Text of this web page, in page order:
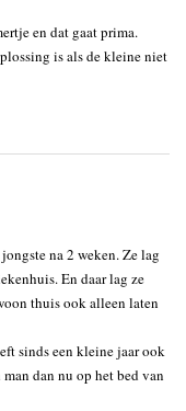
en dat gaat prima.
is als de kleine niet
na 2 weken. Ze lag
En daar lag ze
thuis ook alleen laten
sinds een kleine jaar ook
dan nu op het bed van